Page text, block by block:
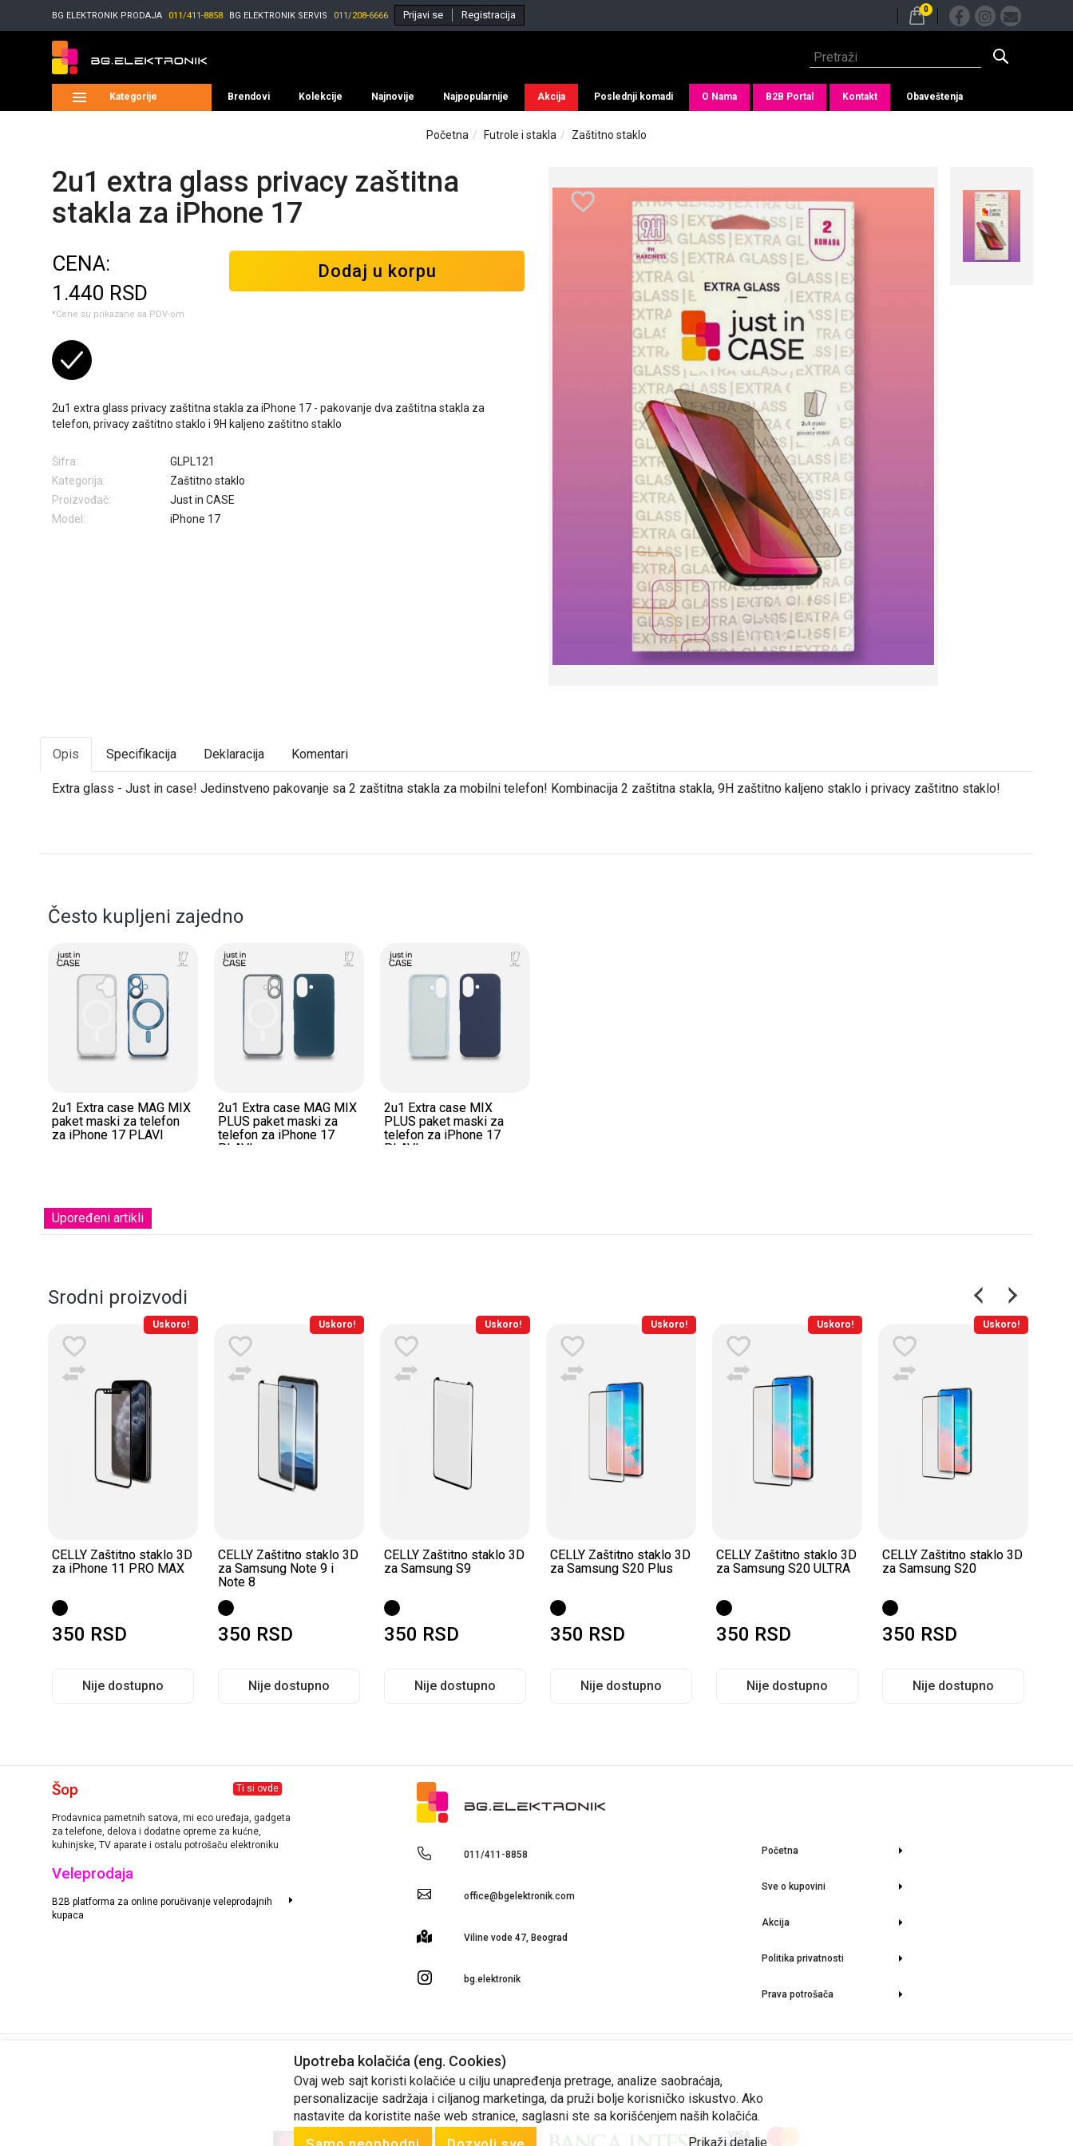
BG ELEKTRONIK PRODAJA 011/411-8858 BG ELEKTRONIK SERVIS 011/208-6666 Prijavi se Registracija 0
Kategorije Brendovi Kolekcije Najnovije Najpopularnije Akcija Poslednji komadi O Nama B2B Portal Kontakt Obaveštenja
Početna Futrole i stakla Zaštitno staklo
2u1 extra glass privacy zaštitna
stakla za iPhone 17
CENA:
1.440 RSD
*Cene su prikazane sa PDV-om
Dodaj u korpu
2u1 extra glass privacy zaštitna stakla za iPhone 17 - pakovanje dva zaštitna stakla za
telefon, privacy zaštitno staklo i 9H kaljeno zaštitno staklo
Šifra:
GLPL121
Kategorija:
Zaštitno staklo
Proizvođač:
Just in CASE
Model:
iPhone 17
Opis Specifikacija Deklaracija Komentari
Extra glass - Just in case! Jedinstveno pakovanje sa 2 zaštitna stakla za mobilni telefon! Kombinacija 2 zaštitna stakla, 9H zaštitno kaljeno staklo i privacy zaštitno staklo!
Često kupljeni zajedno
2u1 Extra case MAG MIX
paket maski za telefon
za iPhone 17 PLAVI
2u1 Extra case MAG MIX
PLUS paket maski za
telefon za iPhone 17
PLAVI
2u1 Extra case MIX
PLUS paket maski za
telefon za iPhone 17
PLAVI
Upoređeni artikli
Srodni proizvodi
Uskoro!
CELLY Zaštitno staklo 3D
za iPhone 11 PRO MAX
350 RSD
Nije dostupno
Uskoro!
CELLY Zaštitno staklo 3D
za Samsung Note 9 i
Note 8
350 RSD
Nije dostupno
Uskoro!
CELLY Zaštitno staklo 3D
za Samsung S9
350 RSD
Nije dostupno
Uskoro!
CELLY Zaštitno staklo 3D
za Samsung S20 Plus
350 RSD
Nije dostupno
Uskoro!
CELLY Zaštitno staklo 3D
za Samsung S20 ULTRA
350 RSD
Nije dostupno
Uskoro!
CELLY Zaštitno staklo 3D
za Samsung S20
350 RSD
Nije dostupno
Ti si ovde
Šop
Prodavnica pametnih satova, mi eco uređaja, gadgeta
za telefone, delova i dodatne opreme za kućne,
kuhinjske, TV aparate i ostalu potrošaču elektroniku
Veleprodaja
B2B platforma za online poručivanje veleprodajnih
kupaca
011/411-8858
office@bgelektronik.com
Viline vode 47, Beograd
bg.elektronik
Početna
Sve o kupovini
Akcija
Politika privatnosti
Prava potrošača
Cene su informativnog karaktera. Prodavac ne odgovara za tačnost cena iskazanih na sajtu, zadržava pravo izmena cena. Ponudu za ostale artikle, informacije o stanju lagera i aktuelnim cenama možete dobiti na upit.
Produced bySelltico.Design by Artigma.
Upotreba kolačića (eng. Cookies)
Ovaj web sajt koristi kolačiće u cilju unapređenja pretrage, analize saobraćaja,
personalizacije sadržaja i ciljanog marketinga, da pruži bolje korisničko iskustvo. Ako
nastavite da koristite naše web stranice, saglasni ste sa korišćenjem naših kolačića.
Prikaži detalje